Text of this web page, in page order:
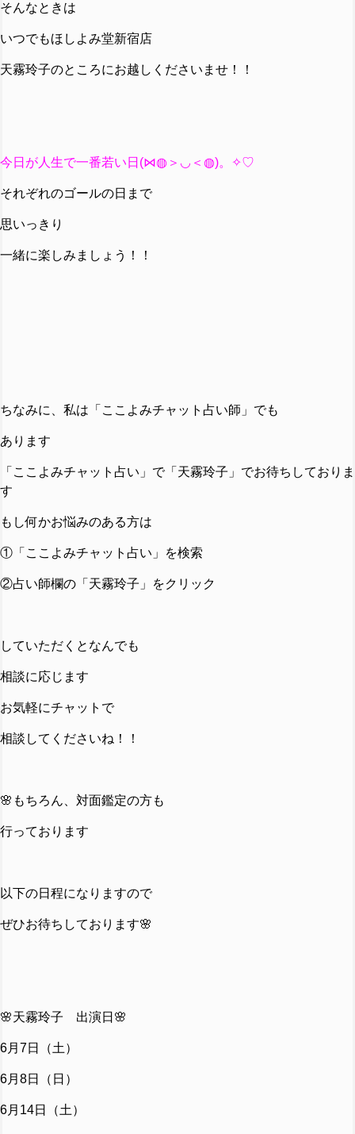
そんなときは
いつでもほしよみ堂新宿店
天霧玲子のところにお越しくださいませ！！
今日が人生で一番若い日(⋈◍＞◡＜◍)。✧♡
それぞれのゴールの日まで
思いっきり
一緒に楽しみましょう！！
ちなみに、私は「ここよみチャット占い師」でも
あります
「ここよみチャット占い」で「天霧玲子」でお待ちしておりま
す
もし何かお悩みのある方は
①「ここよみチャット占い」を検索
②占い師欄の「天霧玲子」をクリック
していただくとなんでも
相談に応じます
お気軽にチャットで
相談してくださいね！！
🌸もちろん、対面鑑定の方も
行っております
以下の日程になりますので
ぜひお待ちしております🌸
🌸天霧玲子 出演日🌸
6月7日（土）
6月8日（日）
6月14日（土）